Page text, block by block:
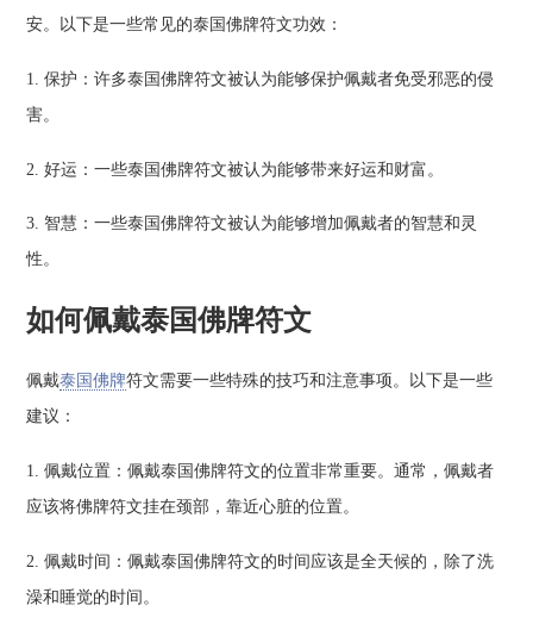
安。以下是一些常见的泰国佛牌符文功效：
1. 保护：许多泰国佛牌符文被认为能够保护佩戴者免受邪恶的侵
害。
2. 好运：一些泰国佛牌符文被认为能够带来好运和财富。
3. 智慧：一些泰国佛牌符文被认为能够增加佩戴者的智慧和灵
性。
如何佩戴泰国佛牌符文
佩戴泰国佛牌符文需要一些特殊的技巧和注意事项。以下是一些
建议：
1. 佩戴位置：佩戴泰国佛牌符文的位置非常重要。通常，佩戴者
应该将佛牌符文挂在颈部，靠近心脏的位置。
2. 佩戴时间：佩戴泰国佛牌符文的时间应该是全天候的，除了洗
澡和睡觉的时间。